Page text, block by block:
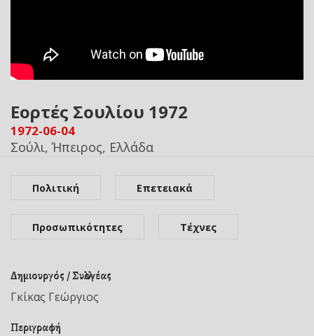
Εορτές Σουλίου 1972
1972-06-04
Σούλι, Ήπειρος, Ελλάδα
Πολιτική Επετειακά
Προσωπικότητες Τέχνες
Δημιουργός / Συλλογέας
Γκίκας Γεώργιος
Περιγραφή